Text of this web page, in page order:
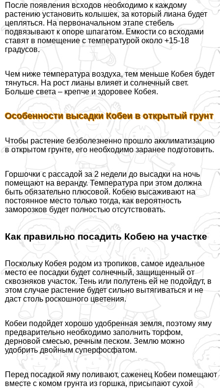
После появления всходов необходимо к каждому
растению установить колышек, за который лиана будет
цепляться. На первоначальном этапе стебель
подвязывают к опоре шпагатом. Емкости со всходами
ставят в помещение с температурой около +15-18
градусов.
Чем ниже температура воздуха, тем меньше Кобея будет
тянуться. На рост лианы влияет и солнечный свет.
Больше света – крепче и здоровее Кобея.
Особенности высадки Кобеи в открытый грунт
Чтобы растение безболезненно прошло акклиматизацию
в открытом грунте, его необходимо заранее подготовить.
Горшочки с рассадой за 2 недели до высадки на ночь
помещают на веранду. Температура при этом должна
быть обязательно плюсовой. Кобею высаживают на
постоянное место только тогда, как вероятность
заморозков будет полностью отсутствовать.
Как правильно посадить Кобею на участке
Поскольку Кобея родом из тропиков, самое идеальное
место ее посадки будет солнечный, защищенный от
сквозняков участок. Тень или полутень ей не подойдут, в
этом случае растение будет сильно вытягиваться и не
даст столь роскошного цветения.
Кобеи подойдет хорошо удобренная земля, поэтому яму
предварительно необходимо заполнить торфом,
дерновой смесью, речным песком. Землю можно
удобрить двойным суперфосфатом.
Перед посадкой яму поливают, саженец Кобеи помещают
вместе с комом грунта из горшка, присыпают сухой